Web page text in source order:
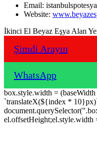
Email:
Website:
İkinci El Beyaz Eşya Alan
Şimdi Arayın
WhatsApp
box.style.width =
`translateX(${index *